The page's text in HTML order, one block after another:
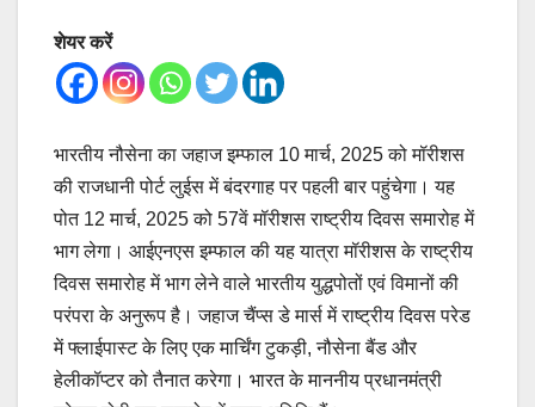
शेयर करें
भारतीय नौसेना का जहाज इम्फाल 10 मार्च, 2025 को मॉरीशस
की राजधानी पोर्ट लुईस में बंदरगाह पर पहली बार पहुंचेगा। यह
पोत 12 मार्च, 2025 को 57वें मॉरीशस राष्ट्रीय दिवस समारोह में
भाग लेगा। आईएनएस इम्फाल की यह यात्रा मॉरीशस के राष्ट्रीय
दिवस समारोह में भाग लेने वाले भारतीय युद्धपोतों एवं विमानों की
परंपरा के अनुरूप है। जहाज चैंप्स डे मार्स में राष्ट्रीय दिवस परेड
में फ्लाईपास्ट के लिए एक मार्चिंग टुकड़ी, नौसेना बैंड और
हेलीकॉप्टर को तैनात करेगा। भारत के माननीय प्रधानमंत्री